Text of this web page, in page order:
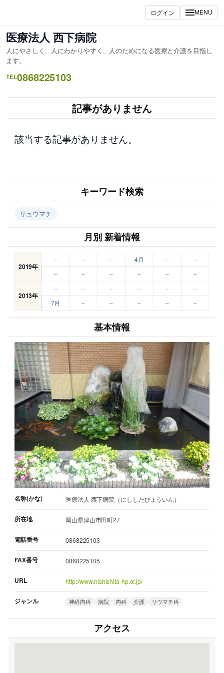
を
ス
キ
ッ
プ
ログイン MENU
医療法人 西下病院
人にやさしく、人にわかりやすく、人のためになる医療と介護を目指し
ます。
TEL0868225103
記事がありません
該当する記事がありません。
キーワード検索
リュウマチ
月別 新着情報
2019年
– – – 4月 –
–
–
– – – – –
2013年
– – – – –
–
7月
– – – – –
基本情報
名称(かな) 医療法人 西下病院（にししたびょういん）
所在地 岡山県津山市田町27
電話番号 0868225103
FAX番号 0868225105
URL http://www.nishishita-hp.or.jp/
ジャンル 神経内科 病院 内科 介護 リウマチ科
アクセス